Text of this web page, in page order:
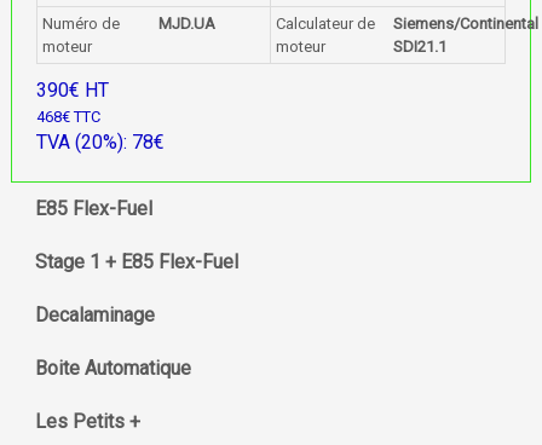
Numéro de
moteur
MJD.UA
Calculateur de
moteur
Siemens/Continental
SDI21.1
390€ HT
468€ TTC
TVA (20%): 78€
E85 Flex-Fuel
Stage 1 + E85 Flex-Fuel
Decalaminage
Boite Automatique
Les Petits +